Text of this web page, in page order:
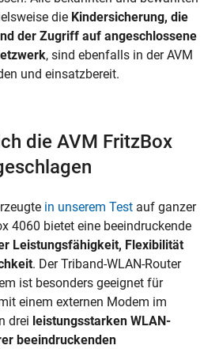
die Kindersicherung, die
der Zugriff auf angeschlossene
, sind ebenfalls in der AVM
und einsatzbereit.
die AVM FritzBox
in unserem Test auf ganzer
4060 bietet eine beeindruckende
Leistungsfähigkeit, Flexibilität
. Der Triband-WLAN-Router
ist besonders geeignet für
einem externen Modem im
drei leistungsstarken WLAN-
beeindruckenden